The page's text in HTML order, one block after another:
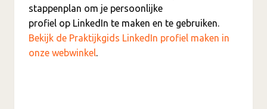
stappenplan om je persoonlijke
profiel op LinkedIn te maken en te gebruiken.
Bekijk de Praktijkgids LinkedIn profiel maken in
onze webwinkel.